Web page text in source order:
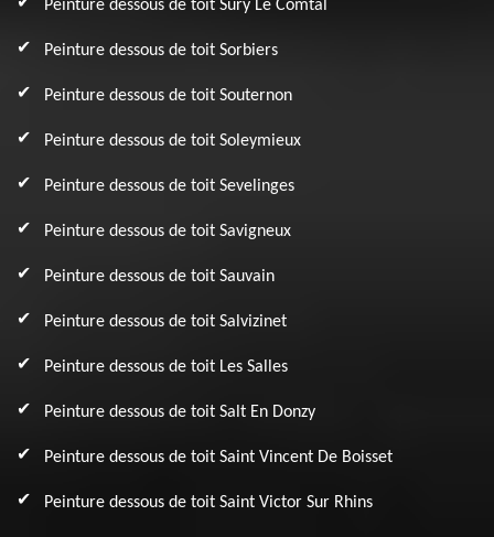
Peinture dessous de toit Sury Le Comtal
Peinture dessous de toit Sorbiers
Peinture dessous de toit Souternon
Peinture dessous de toit Soleymieux
Peinture dessous de toit Sevelinges
Peinture dessous de toit Savigneux
Peinture dessous de toit Sauvain
Peinture dessous de toit Salvizinet
Peinture dessous de toit Les Salles
Peinture dessous de toit Salt En Donzy
Peinture dessous de toit Saint Vincent De Boisset
Peinture dessous de toit Saint Victor Sur Rhins